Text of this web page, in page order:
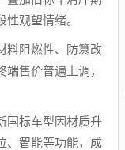
观望情绪。
料阻燃性、防篡改
售价普遍上调，
国标车型因材质升
、智能等功能，成